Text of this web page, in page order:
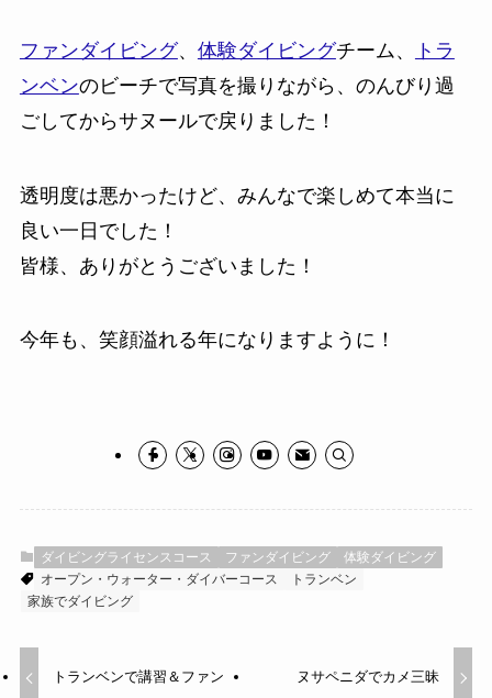
ファンダイビング、 体験ダイビングチーム、
トラ
ンベンのビーチで写真を撮りながら、のんびり過
ごしてからサヌールで戻りました！
透明度は悪かったけど、みんなで楽しめて本当に
良い一日でした！
皆様、ありがとうございました！
今年も、笑顔溢れる年になりますように！
ダイビングライセンスコース ファンダイビング
体験ダイビング
オープン・ウォーター・ダイバーコース
トランベン
家族でダイビング
トランベンで講習＆ファン ヌサペニダでカメ三昧